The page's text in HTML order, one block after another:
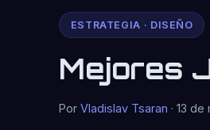
ESTRATEGIA · DISEÑO
Mejores
Por Vladislav Tsaran · 13